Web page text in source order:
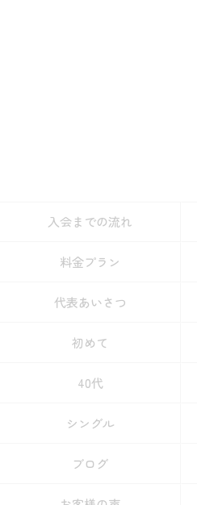
入会までの流れ
料金プラン
代表あいさつ
初めて
40代
シングル
ブログ